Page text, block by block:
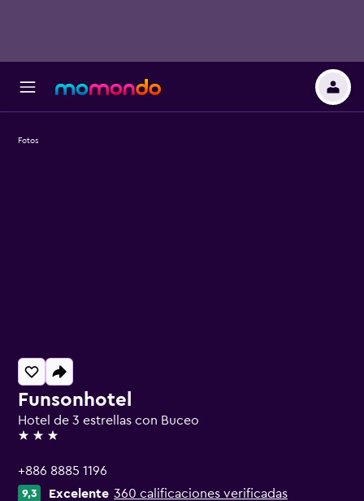
Funsonhotel
Hotel de 3 estrellas con Buceo
3 estrellas
+886 8885 1196
9,3 Excelente 360 calificaciones verificadas
Fotos